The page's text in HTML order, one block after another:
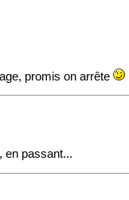
promis on arrête
en passant...